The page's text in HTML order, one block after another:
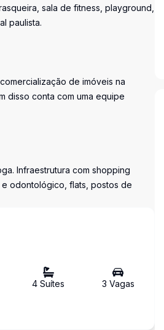
sala de fitness, playground,
paulista.
de imóveis na
disso conta com uma equipe
Infraestrutura com shopping
odontológico, flats, postos de
4 Suítes 3 Vagas